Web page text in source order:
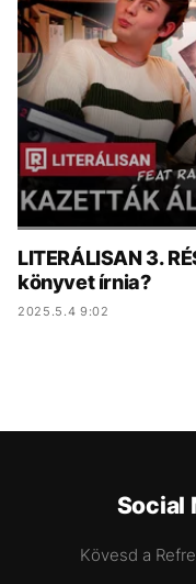
KÖZÉLET
ÉLETMÓD
BESZÉLGETÉSEK
VIDEÓ
GASZTRO
LITERÁLISAN 3.
könyvet írnia?
2025.5.4 9:02
Social
Kövesd a